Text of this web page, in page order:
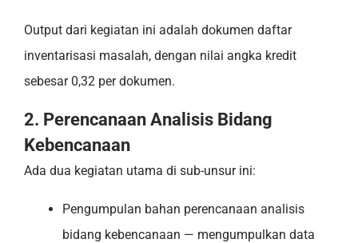
Output dari kegiatan ini adalah dokumen daftar
inventarisasi masalah, dengan nilai angka kredit
sebesar 0,32 per dokumen.
2. Perencanaan Analisis Bidang
Kebencanaan
Ada dua kegiatan utama di sub-unsur ini:
Pengumpulan bahan perencanaan analisis
bidang kebencanaan — mengumpulkan data